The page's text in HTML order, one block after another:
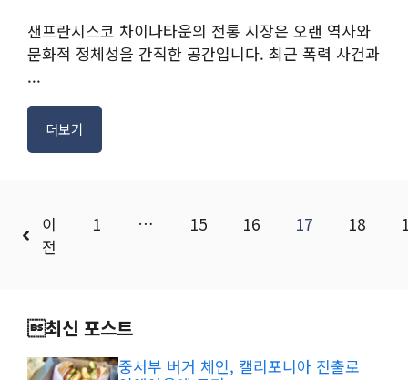
샌프란시스코 차이나타운의 전통 시장은 오랜 역사와
문화적 정체성을 간직한 공간입니다. 최근 폭력 사건과
...
더보기
이
전
1 … 15 16 17 18
최신 포스트
중서부 버거 체인, 캘리포니아 진출로